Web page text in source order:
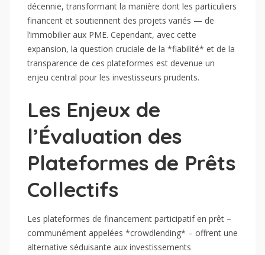
décennie, transformant la manière dont les particuliers
financent et soutiennent des projets variés — de
l’immobilier aux PME. Cependant, avec cette
expansion, la question cruciale de la *fiabilité* et de la
transparence de ces plateformes est devenue un
enjeu central pour les investisseurs prudents.
Les Enjeux de
l’Évaluation des
Plateformes de Prêts
Collectifs
Les plateformes de financement participatif en prêt –
communément appelées *crowdlending* – offrent une
alternative séduisante aux investissements